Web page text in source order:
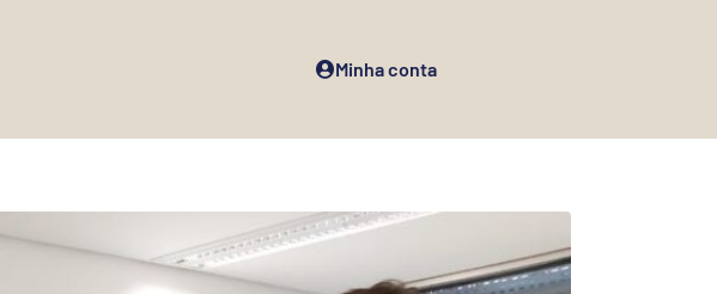
Minha conta